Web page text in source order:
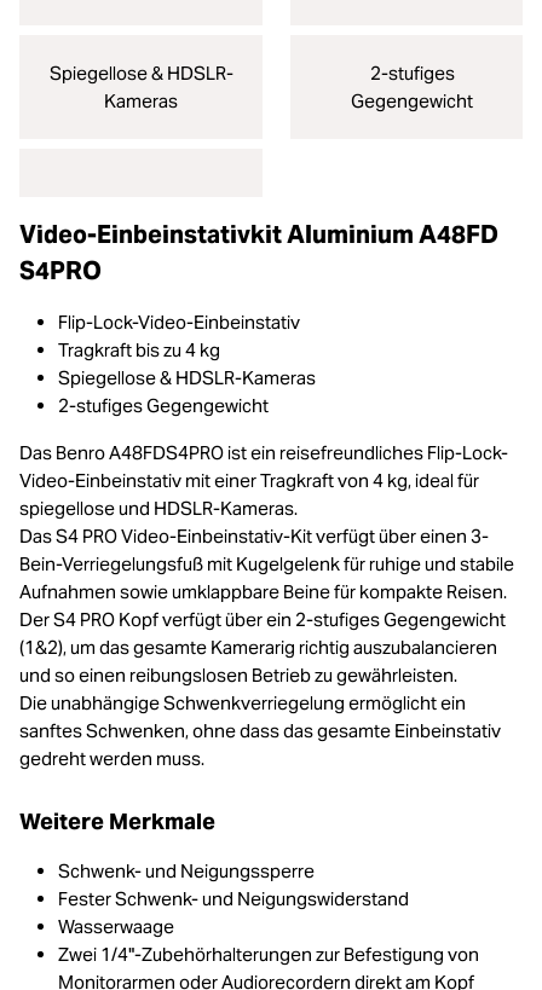
Spiegellose & HDSLR-
Kameras
2-stufiges
Gegengewicht
Video-Einbeinstativkit Aluminium A48FD
S4PRO
Flip-Lock-Video-Einbeinstativ
Tragkraft bis zu 4 kg
Spiegellose & HDSLR-Kameras
2-stufiges Gegengewicht
Das Benro A48FDS4PRO ist ein reisefreundliches Flip-Lock-
Video-Einbeinstativ mit einer Tragkraft von 4 kg, ideal für
spiegellose und HDSLR-Kameras.
Das S4 PRO Video-Einbeinstativ-Kit verfügt über einen 3-
Bein-Verriegelungsfuß mit Kugelgelenk für ruhige und stabile
Aufnahmen sowie umklappbare Beine für kompakte Reisen.
Der S4 PRO Kopf verfügt über ein 2-stufiges Gegengewicht
(1&2), um das gesamte Kamerarig richtig auszubalancieren
und so einen reibungslosen Betrieb zu gewährleisten.
Die unabhängige Schwenkverriegelung ermöglicht ein
sanftes Schwenken, ohne dass das gesamte Einbeinstativ
gedreht werden muss.
Weitere Merkmale
Schwenk- und Neigungssperre
Fester Schwenk- und Neigungswiderstand
Wasserwaage
Zwei 1/4"-Zubehörhalterungen zur Befestigung von
Monitorarmen oder Audiorecordern direkt am Kopf